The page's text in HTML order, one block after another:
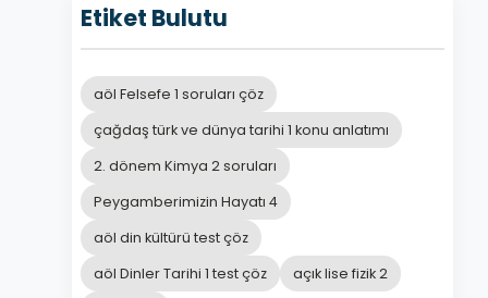
Etiket Bulutu
aöl Felsefe 1 soruları çöz
çağdaş türk ve dünya tarihi 1 konu anlatımı
2. dönem Kimya 2 soruları
Peygamberimizin Hayatı 4
aöl din kültürü test çöz
aöl Dinler Tarihi 1 test çöz
açık lise fizik 2